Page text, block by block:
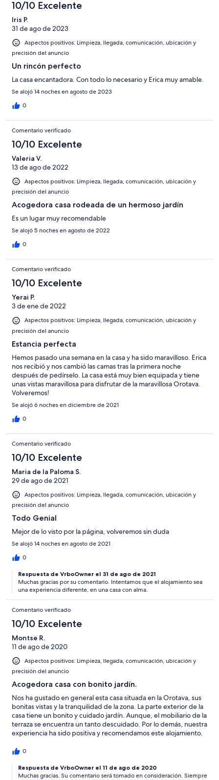
10/10 Excelente
Iris P.
31 de ago de 2023
Aspectos positivos: Limpieza, llegada, comunicación, ubicación y
precisión del anuncio
Un rincón perfecto
La casa encantadora. Con todo lo necesario y Erica muy amable.
Se alojó 14 noches en agosto de 2023
0
Comentario verificado
10/10 Excelente
Valeria V.
13 de ago de 2022
Aspectos positivos: Limpieza, llegada, comunicación, ubicación y
precisión del anuncio
Acogedora casa rodeada de un hermoso jardín
Es un lugar muy recomendable
Se alojó 5 noches en agosto de 2022
0
Comentario verificado
10/10 Excelente
Yerai P.
3 de ene de 2022
Aspectos positivos: Limpieza, llegada, comunicación, ubicación y
precisión del anuncio
Estancia perfecta
Hemos pasado una semana en la casa y ha sido maravilloso. Erica
nos recibió y nos cambió las camas tras la primera noche
después de pedírselo. La casa está muy bien equipada y tiene
unas vistas maravillosa para disfrutar de la maravillosa Orotava.
Volveremos!
Se alojó 6 noches en diciembre de 2021
0
Comentario verificado
10/10 Excelente
Maria de la Paloma S.
29 de ago de 2021
Aspectos positivos: Limpieza, llegada, comunicación, ubicación y
precisión del anuncio
Todo Genial
Mejor de lo visto por la página, volveremos sin duda
Se alojó 14 noches en agosto de 2021
0
Respuesta de VrboOwner el 31 de ago de 2021
Muchas gracias por su comentario. Intentamos que el alojamiento sea
una experiencia diferente, en una casa con alma.
Comentario verificado
10/10 Excelente
Montse R.
11 de ago de 2020
Aspectos positivos: Limpieza, llegada, comunicación, ubicación y
precisión del anuncio
Acogedora casa con bonito jardín.
Nos ha gustado en general esta casa situada en la Orotava, sus
bonitas vistas y la tranquilidad de la zona. La parte exterior de la
casa tiene un bonito y cuidado jardín. Aunque, el mobiliario de la
terraza se encuentra un tanto descuidado. Por lo demás, nuestra
experiencia ha sido positiva y recomendamos este alojamiento.
0
Respuesta de VrboOwner el 11 de ago de 2020
Muchas gracias. Su comentario será tomado en consideración. Siempre